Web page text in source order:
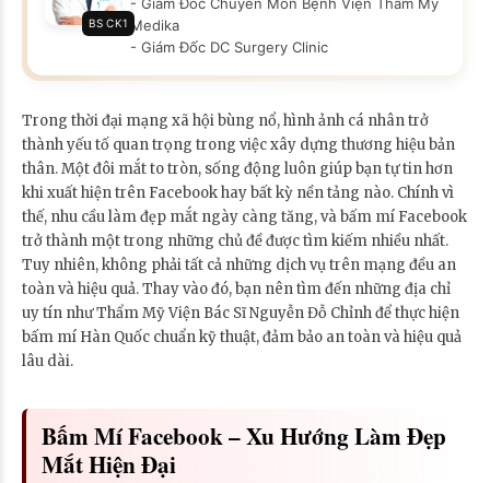
BS CK1 Medika
- Giám Đốc DC Surgery Clinic
Trong thời đại mạng xã hội bùng nổ, hình ảnh cá nhân trở
thành yếu tố quan trọng trong việc xây dựng thương hiệu bản
thân. Một đôi mắt to tròn, sống động luôn giúp bạn tự tin hơn
khi xuất hiện trên Facebook hay bất kỳ nền tảng nào. Chính vì
thế, nhu cầu làm đẹp mắt ngày càng tăng, và bấm mí Facebook
trở thành một trong những chủ đề được tìm kiếm nhiều nhất.
Tuy nhiên, không phải tất cả những dịch vụ trên mạng đều an
toàn và hiệu quả. Thay vào đó, bạn nên tìm đến những địa chỉ
uy tín như Thẩm Mỹ Viện Bác Sĩ Nguyễn Đỗ Chỉnh để thực hiện
bấm mí Hàn Quốc chuẩn kỹ thuật, đảm bảo an toàn và hiệu quả
lâu dài.
Bấm Mí Facebook – Xu Hướng Làm Đẹp
Mắt Hiện Đại